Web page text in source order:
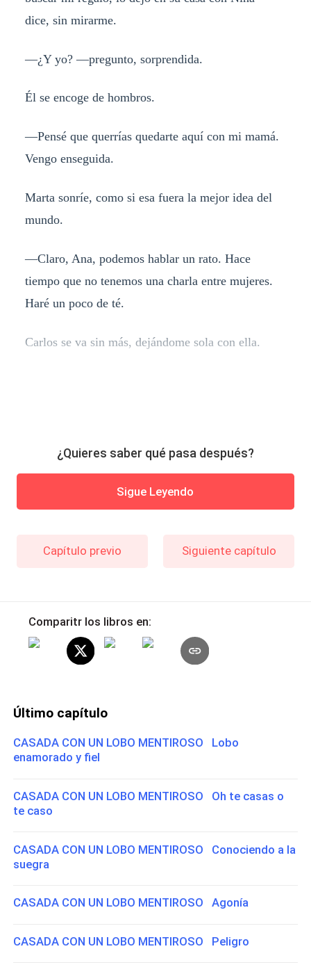
dice, sin mirarme.
—¿Y yo? —pregunto, sorprendida.
Él se encoge de hombros.
—Pensé que querrías quedarte aquí con mi mamá.
Vengo enseguida.
Marta sonríe, como si esa fuera la mejor idea del
mundo.
—Claro, Ana, podemos hablar un rato. Hace
tiempo que no tenemos una charla entre mujeres.
Haré un poco de té.
Carlos se va sin más, dejándome sola con ella.
¿Quieres saber qué pasa después?
Sigue Leyendo
Capítulo previo Siguiente capítulo
Comparitr los libros en:
Último capítulo
CASADA CON UN LOBO MENTIROSO Lobo
enamorado y fiel
CASADA CON UN LOBO MENTIROSO Oh te casas o
te caso
CASADA CON UN LOBO MENTIROSO Conociendo a la
suegra
CASADA CON UN LOBO MENTIROSO Agonía
CASADA CON UN LOBO MENTIROSO Peligro